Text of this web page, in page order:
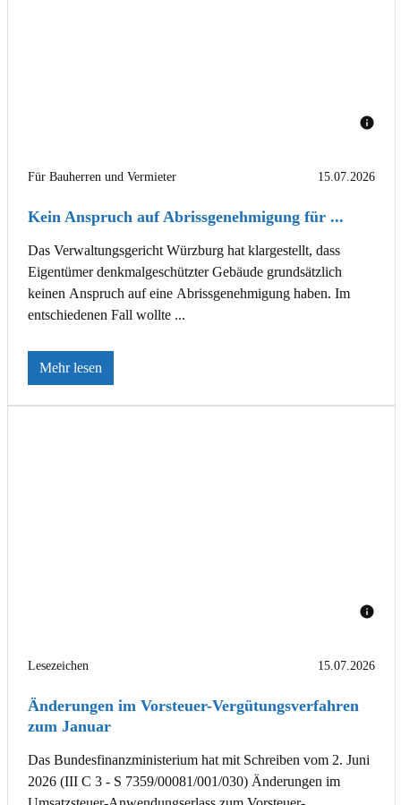
Für Bauherren und Vermieter 15.07.2026
Kein Anspruch auf Abrissgenehmigung für ...
Das Verwaltungsgericht Würzburg hat klargestellt, dass
Eigentümer denkmalgeschützter Gebäude grundsätzlich
keinen Anspruch auf eine Abrissgenehmigung haben. Im
entschiedenen Fall wollte ...
Mehr lesen
Lesezeichen 15.07.2026
Änderungen im Vorsteuer-Vergütungsverfahren
zum Januar
Das Bundesfinanzministerium hat mit Schreiben vom 2. Juni
2026 (III C 3 - S 7359/00081/001/030) Änderungen im